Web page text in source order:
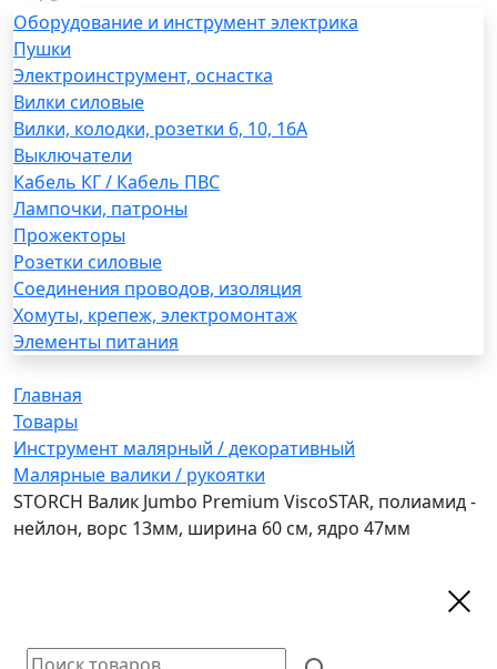
Оборудование и инструмент электрика
Пушки
Электроинструмент, оснастка
Вилки силовые
Вилки, колодки, розетки 6, 10, 16А
Выключатели
Кабель КГ / Кабель ПВС
Лампочки, патроны
Прожекторы
Розетки силовые
Соединения проводов, изоляция
Хомуты, крепеж, электромонтаж
Элементы питания
Главная
Товары
Инструмент малярный / декоративный
Малярные валики / рукоятки
STORCH Валик Jumbo Premium ViscoSTAR, полиамид -
нейлон, ворс 13мм, ширина 60 см, ядро 47мм